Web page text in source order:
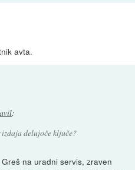
avta.
:
delujoče ključe?
na uradni servis, zraven